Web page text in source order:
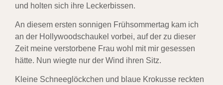
und holten sich ihre Leckerbissen.
An diesem ersten sonnigen Frühsommertag kam ich
an der Hollywoodschaukel vorbei, auf der zu dieser
Zeit meine verstorbene Frau wohl mit mir gesessen
hätte. Nun wiegte nur der Wind ihren Sitz.
Kleine Schneeglöckchen und blaue Krokusse reckten